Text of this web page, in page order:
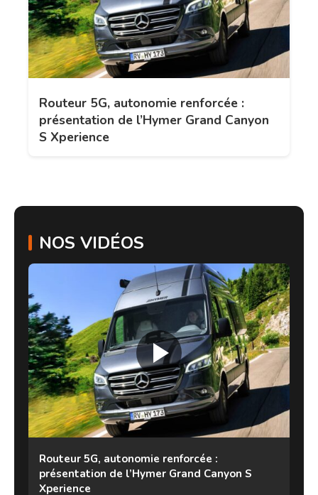
Routeur 5G, autonomie renforcée :
présentation de l’Hymer Grand Canyon
S Xperience
NOS VIDÉOS
Routeur 5G, autonomie renforcée :
présentation de l’Hymer Grand Canyon S
Xperience